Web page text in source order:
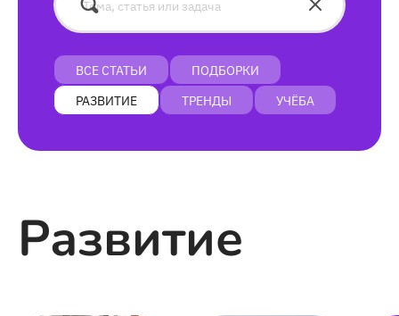
ВСЕ СТАТЬИ
ПОДБОРКИ
РАЗВИТИЕ
ТРЕНДЫ УЧЁБА
Развитие